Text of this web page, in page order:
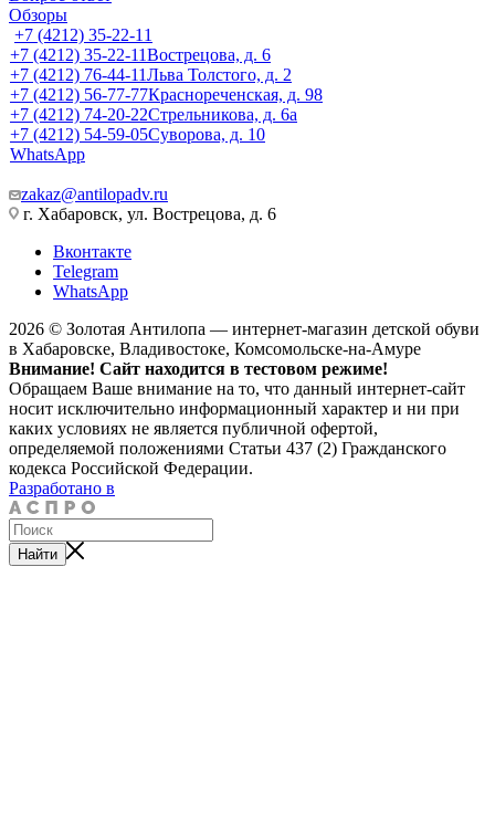
Обзоры
+7 (4212) 35-22-11
+7 (4212) 35-22-11Вострецова, д. 6
+7 (4212) 76-44-11Льва Толстого, д. 2
+7 (4212) 56-77-77Краснореченская, д. 98
+7 (4212) 74-20-22Стрельникова, д. 6а
+7 (4212) 54-59-05Суворова, д. 10
WhatsApp
zakaz@antilopadv.ru
г. Хабаровск, ул. Вострецова, д. 6
Вконтакте
Telegram
WhatsApp
2026 © Золотая Антилопа — интернет-магазин детской обуви
в Хабаровске, Владивостоке, Комсомольске-на-Амуре
Внимание! Сайт находится в тестовом режиме!
Обращаем Ваше внимание на то, что данный интернет-сайт
носит исключительно информационный характер и ни при
каких условиях не является публичной офертой,
определяемой положениями Статьи 437 (2) Гражданского
кодекса Российской Федерации.
Разработано в
Найти